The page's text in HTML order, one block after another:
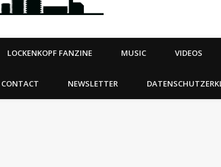
LOCKENKOPF FANZINE MUSIC VIDEOS
CONTACT NEWSLETTER